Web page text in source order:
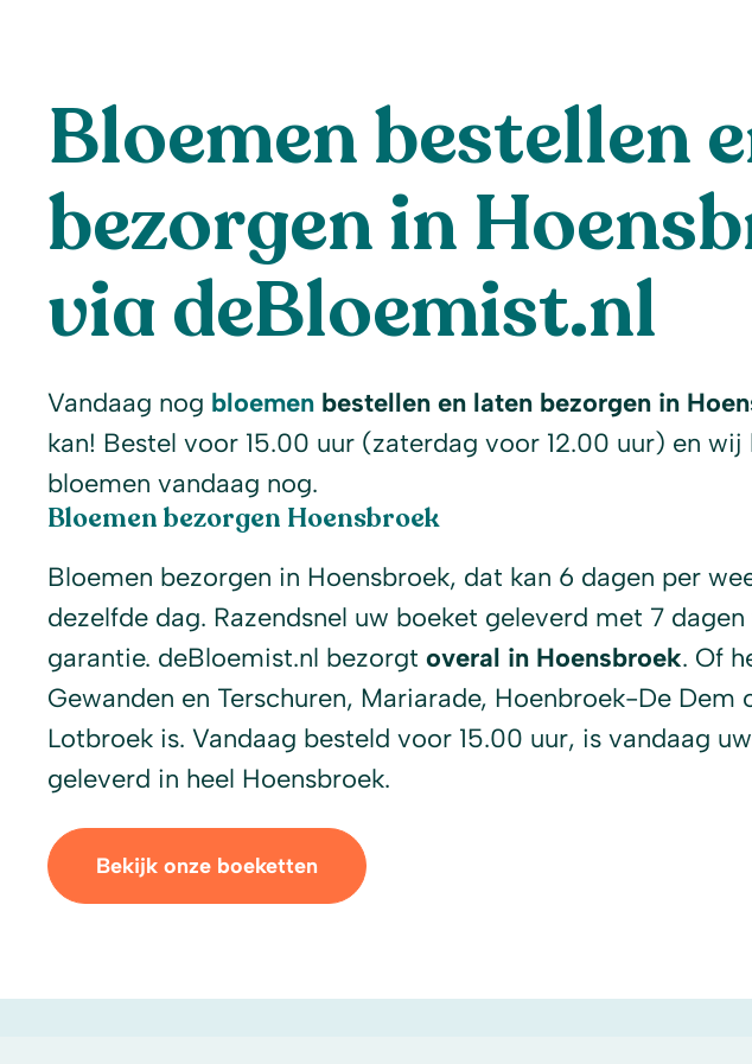
Bloemen bestellen
bezorgen in
via deBloemist.nl
Vandaag nog bloemen bestellen en laten bezorgen in
kan! Bestel voor 15.00 uur (zaterdag voor 12.00 uur) en wij
bloemen vandaag nog.
Bloemen bezorgen Hoensbroek
Bloemen bezorgen in Hoensbroek, dat kan 6 dagen per
dezelfde dag. Razendsnel uw boeket geleverd met 7 dagen
garantie. deBloemist.nl bezorgt overal in Hoensbroek. Of
Gewanden en Terschuren, Mariarade, Hoenbroek-De Dem
Lotbroek is. Vandaag besteld voor 15.00 uur, is vandaag
geleverd in heel Hoensbroek.
Bekijk onze boeketten